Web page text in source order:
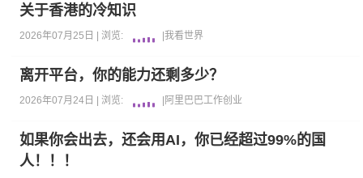
关于香港的冷知识
2026年07月25日 | 浏览: |我看世界
离开平台，你的能力还剩多少？
2026年07月24日 | 浏览: 阿里巴巴工作创业
如果你会出去，还会用AI，你已经超过99%的国
人！！！